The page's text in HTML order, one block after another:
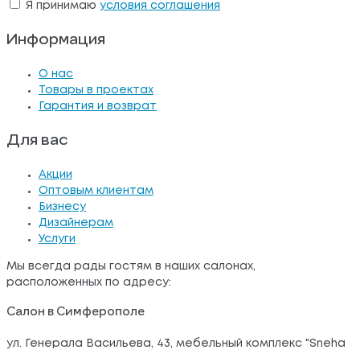
Я принимаю условия соглашения
Информация
О нас
Товары в проектах
Гарантия и возврат
Для вас
Акции
Оптовым клиентам
Бизнесу
Дизайнерам
Услуги
Мы всегда рады гостям в наших салонах,
расположенных по адресу:
Салон в Симферополе
ул. Генерала Васильева, 43, мебельный комплекс "Sneha